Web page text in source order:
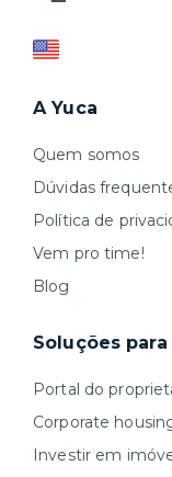
A Yuca
Quem somos
Dúvidas
Política de
Vem pro time!
Blog
Soluções
Portal do
Corporate
Investir em